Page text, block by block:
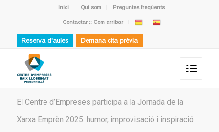
Inici Qui som Preguntes freqüents
Contactar :: Com arribar
Reserva d'aules Demana cita prèvia
El Centre d’Empreses participa a la Jornada de la
Xarxa Emprèn 2025: humor, improvisació i inspiració